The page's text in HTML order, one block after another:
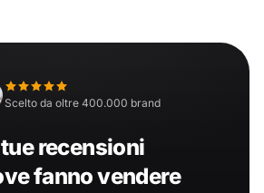
Scelto da oltre 400.000 brand
recensioni
fanno vendere